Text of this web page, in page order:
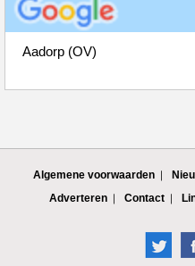
Aadorp (OV)
Algemene voorwaarden
Adverteren
Contact